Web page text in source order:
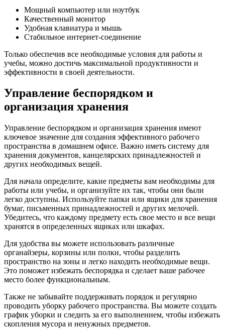
Мощный компьютер или ноутбук
Качественный монитор
Удобная клавиатура и мышь
Стабильное интернет-соединение
Только обеспечив все необходимые условия для работы и
учебы, можно достичь максимальной продуктивности и
эффективности в своей деятельности.
Управление беспорядком и
организация хранения
Управление беспорядком и организация хранения имеют
ключевое значение для создания эффективного рабочего
пространства в домашнем офисе. Важно иметь систему для
хранения документов, канцелярских принадлежностей и
других необходимых вещей.
Для начала определите, какие предметы вам необходимы для
работы или учебы, и организуйте их так, чтобы они были
легко доступны. Используйте папки или ящики для хранения
бумаг, письменных принадлежностей и других мелочей.
Убедитесь, что каждому предмету есть свое место и все вещи
хранятся в определенных ящиках или шкафах.
Для удобства вы можете использовать различные
органайзеры, корзины или полки, чтобы разделить
пространство на зоны и легко находить необходимые вещи.
Это поможет избежать беспорядка и сделает ваше рабочее
место более функциональным.
Также не забывайте поддерживать порядок и регулярно
проводить уборку рабочего пространства. Вы можете создать
график уборки и следить за его выполнением, чтобы избежать
скопления мусора и ненужных предметов.